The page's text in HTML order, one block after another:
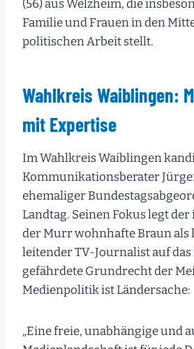
(56) aus Welzheim, die
Familie und Frauen in den
politischen Arbeit stellt.
Wahlkreis Waiblingen:
mit Expertise
Im Wahlkreis Waiblingen
Kommunikationsberater
ehemaliger
Landtag. Seinen Fokus legt
der Murr wohnhafte Braun
leitender TV-Journalist auf
gefährdete Grundrecht der
Medienpolitik ist Ländersache:
„Eine freie, unabhängige und